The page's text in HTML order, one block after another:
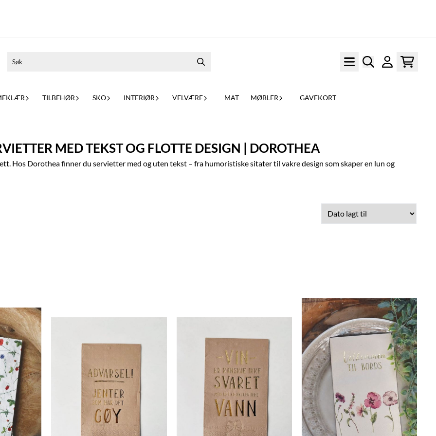
TILBEHØR SKO INTERIØR VELVÆRE MAT MØBLER GAVEKORT
MED TEKST OG FLOTTE DESIGN | DOROTHEA
Hos Dorothea finner du servietter med og uten tekst – fra humoristiske sitater til vakre design som skaper en lun og